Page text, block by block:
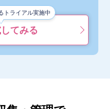
トライアル実施中
てみる